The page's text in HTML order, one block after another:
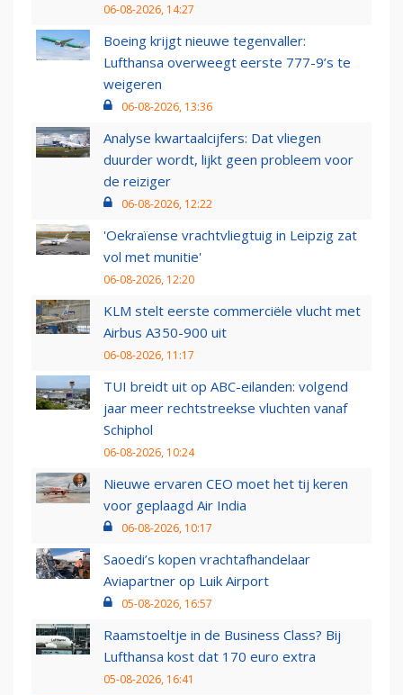
06-08-2026, 14:27
Boeing krijgt nieuwe tegenvaller:
Lufthansa overweegt eerste 777-9’s te
weigeren
06-08-2026, 13:36
Analyse kwartaalcijfers: Dat vliegen
duurder wordt, lijkt geen probleem voor
de reiziger
06-08-2026, 12:22
'Oekraïense vrachtvliegtuig in Leipzig zat
vol met munitie'
06-08-2026, 12:20
KLM stelt eerste commerciële vlucht met
Airbus A350-900 uit
06-08-2026, 11:17
TUI breidt uit op ABC-eilanden: volgend
jaar meer rechtstreekse vluchten vanaf
Schiphol
06-08-2026, 10:24
Nieuwe ervaren CEO moet het tij keren
voor geplaagd Air India
06-08-2026, 10:17
Saoedi’s kopen vrachtafhandelaar
Aviapartner op Luik Airport
05-08-2026, 16:57
Raamstoeltje in de Business Class? Bij
Lufthansa kost dat 170 euro extra
05-08-2026, 16:41